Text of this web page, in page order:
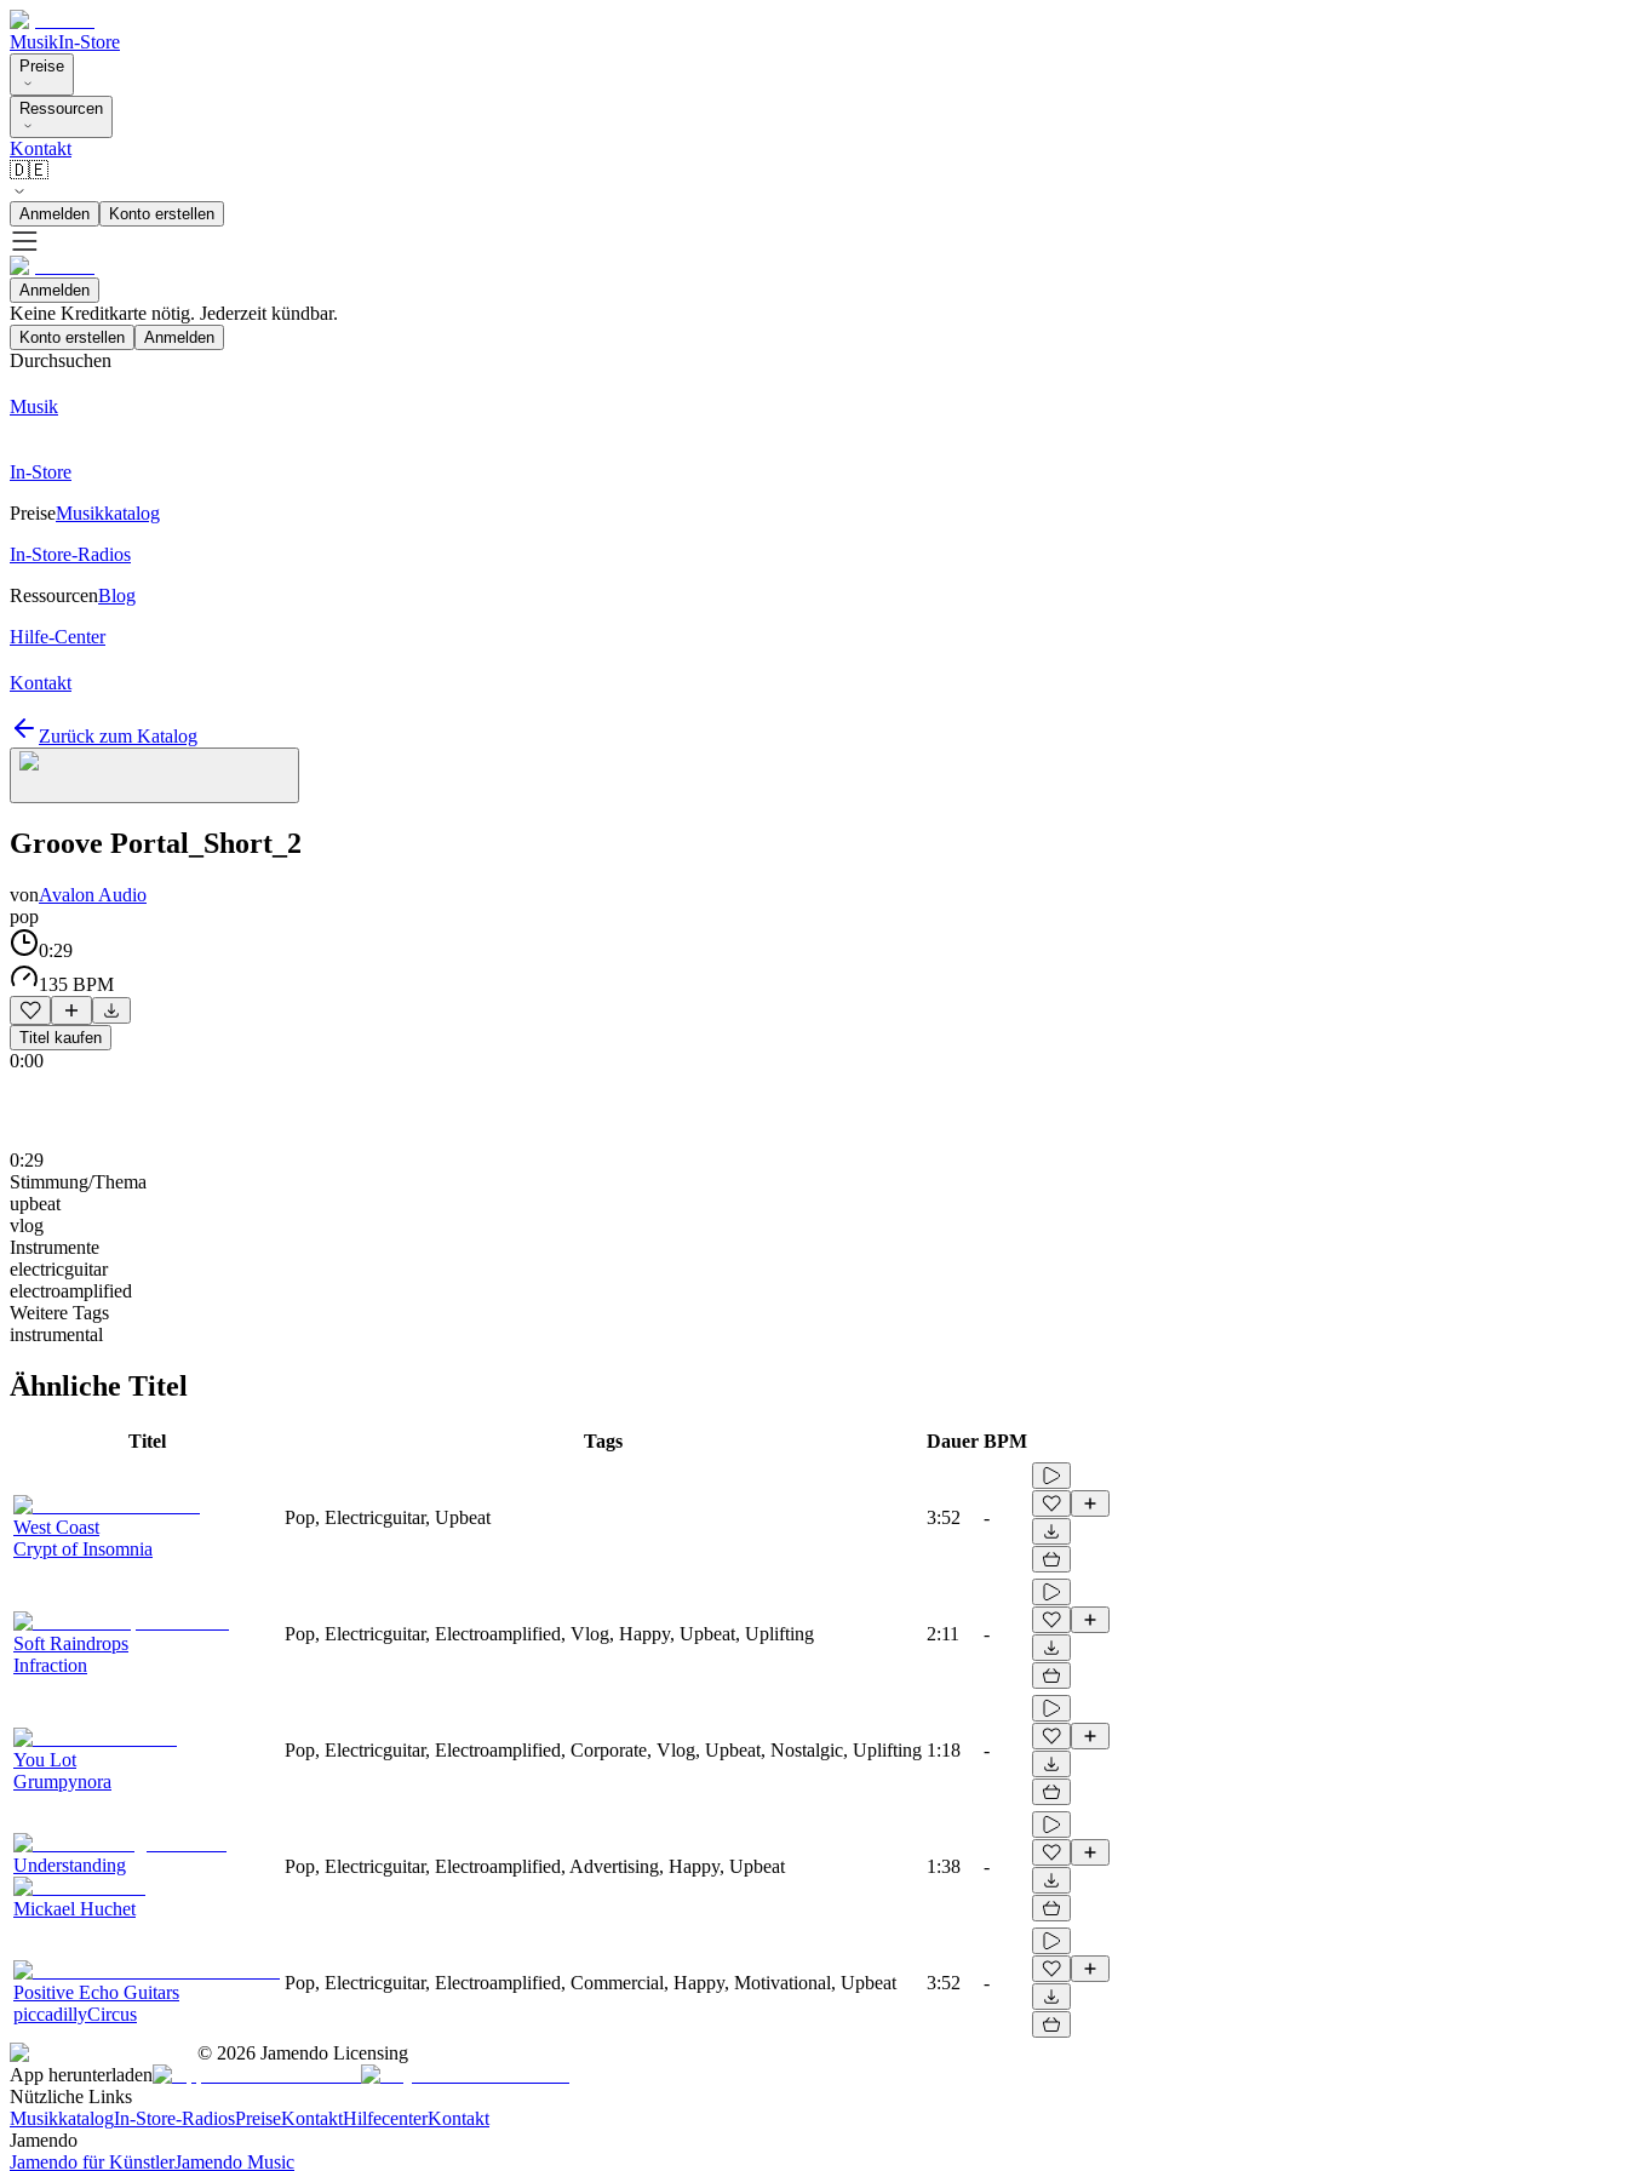
MusikIn-Store
Preise
Ressourcen
Kontakt
🇩🇪
Anmelden Konto erstellen
Anmelden
Keine Kreditkarte nötig. Jederzeit kündbar.
Konto erstellen Anmelden
Durchsuchen
Musik
In-Store
PreiseMusikkatalog
In-Store-Radios
RessourcenBlog
Hilfe-Center
Kontakt
Zurück zum Katalog
Groove Portal_Short_2
vonAvalon Audio
pop
0:29
135 BPM
Titel kaufen
0:00
0:29
Stimmung/Thema
upbeat
vlog
Instrumente
electricguitar
electroamplified
Weitere Tags
instrumental
Ähnliche Titel
Titel Tags Dauer BPM
West Coast
Crypt of Insomnia
Pop, Electricguitar, Upbeat 3:52 -
Soft Raindrops
Infraction
Pop, Electricguitar, Electroamplified, Vlog, Happy, Upbeat, Uplifting 2:11 -
You Lot
Grumpynora
Pop, Electricguitar, Electroamplified, Corporate, Vlog, Upbeat, Nostalgic, Uplifting 1:18 -
Understanding
Mickael Huchet
Pop, Electricguitar, Electroamplified, Advertising, Happy, Upbeat 1:38 -
Positive Echo Guitars
piccadillyCircus
Pop, Electricguitar, Electroamplified, Commercial, Happy, Motivational, Upbeat 3:52 -
© 2026 Jamendo Licensing
App herunterladen
Nützliche Links
MusikkatalogIn-Store-RadiosPreiseKontaktHilfecenterKontakt
Jamendo
Jamendo für KünstlerJamendo Music